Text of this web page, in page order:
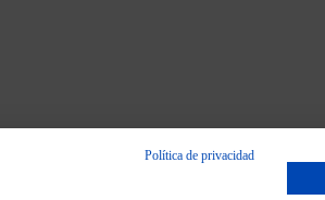
Política de privacidad